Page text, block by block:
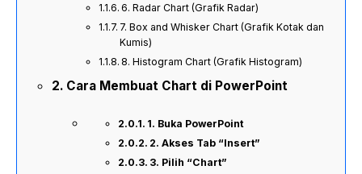
6. Radar Chart (Grafik Radar)
7. Box and Whisker Chart (Grafik Kotak dan
Kumis)
8. Histogram Chart (Grafik Histogram)
Cara Membuat Chart di PowerPoint
1. Buka PowerPoint
2. Akses Tab “Insert”
3. Pilih “Chart”